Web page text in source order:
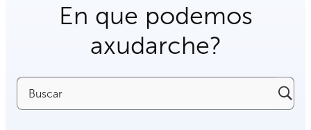
En que podemos
axudarche?
Buscar